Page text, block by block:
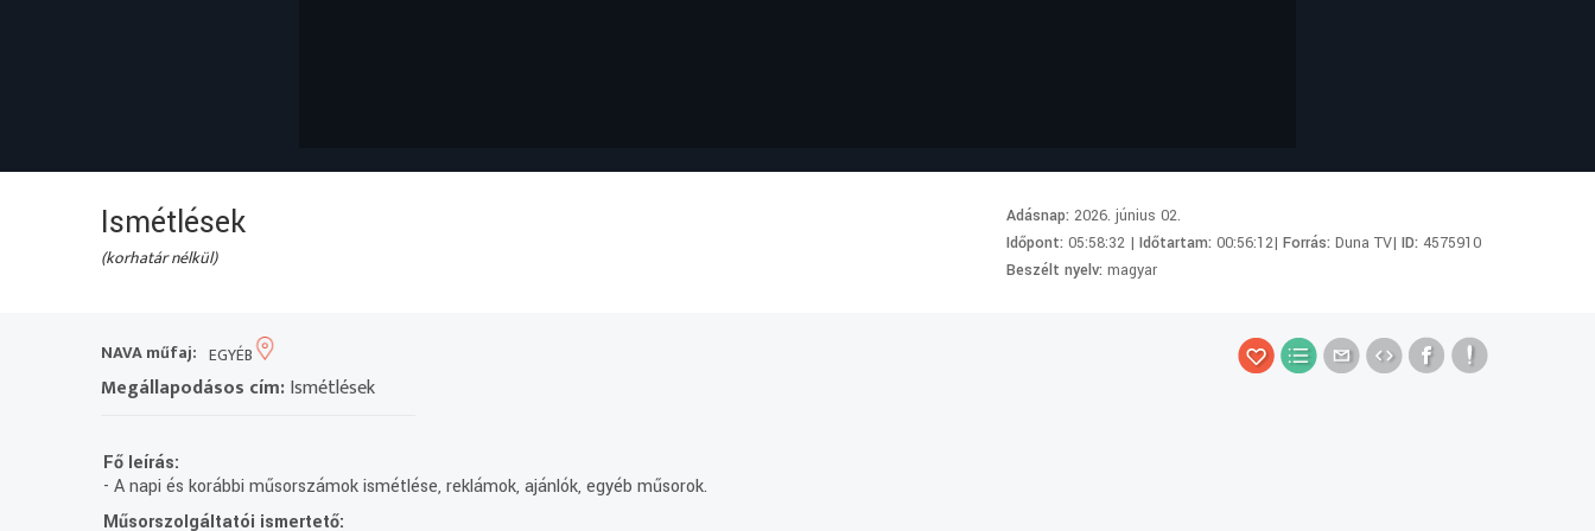
Ismétlések
(korhatár nélkül)
Adásnap:2026. június 02.
Időpont:05:58:32 |Időtartam:00:56:12|Forrás:Duna TV|ID:4575910
Beszélt nyelv:magyar
NAVA műfaj: EGYÉB
Megállapodásos cím:Ismétlések
Fő leírás:
- A napi és korábbi műsorszámok ismétlése, reklámok, ajánlók, egyéb műsorok.
Műsorszolgáltatói ismertető: